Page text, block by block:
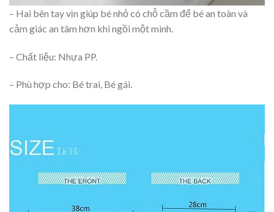
– Hai bên tay vịn giúp bé nhỏ có chỗ cầm để bé an toàn và
cảm giác an tâm hơn khi ngồi một mình.
– Chất liệu: Nhựa PP.
– Phù hợp cho: Bé trai, Bé gái.